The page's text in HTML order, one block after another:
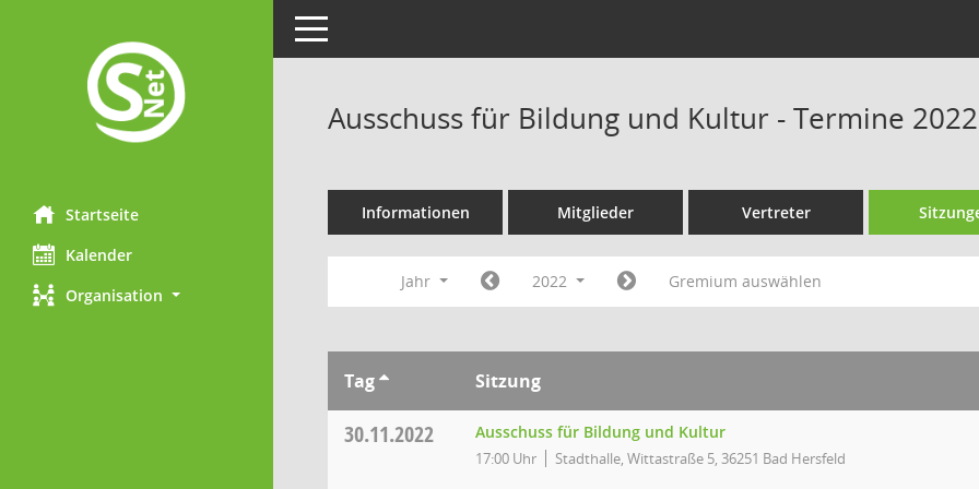
Startseite
Kalender
Organisation
Toggle navigation
Ausschuss für Bildung und Kultur - Termine 2022
Informationen Mitglieder Vertreter
Jahr 2022 Gremium auswählen
Tag Sitzung
30.11.2022 Ausschuss für Bildung und Kultur
17:00 Uhr Stadthalle, Wittastraße 5, 36251 Bad Hersfeld